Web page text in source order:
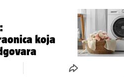
koja